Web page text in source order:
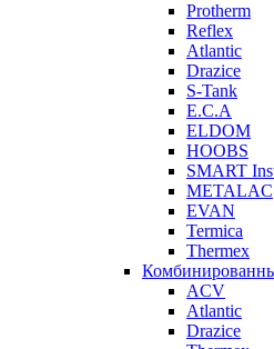
Protherm
Reflex
Atlantic
Drazice
S-Tank
E.C.A
ELDOM
HOOBS
SMART
METALAC
EVAN
Termica
Thermex
ACV
Atlantic
Drazice